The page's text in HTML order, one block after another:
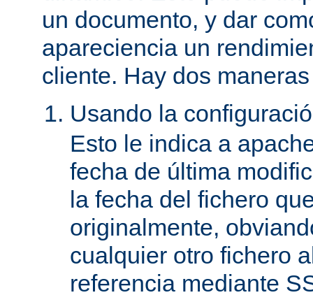
un documento, y dar
apareciencia un
cliente. Hay dos
Usando la
Esto le indica a
fecha de última
la fecha del fichero
originalmente,
cualquier otro fichero
referencia mediante